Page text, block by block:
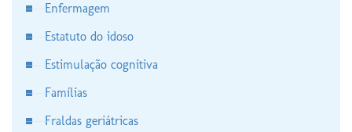
Enfermagem
Estatuto do idoso
Estimulação cognitiva
Famílias
Fraldas geriátricas